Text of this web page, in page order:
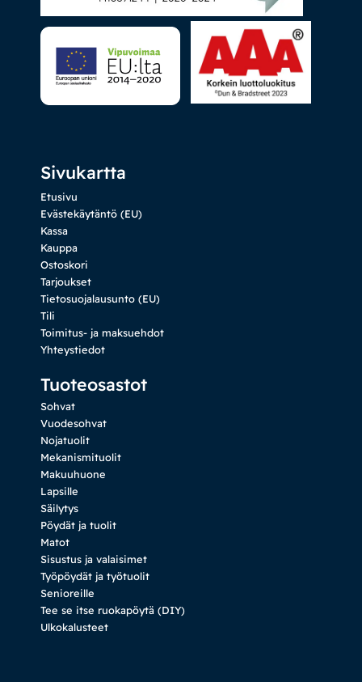
Sivukartta
Etusivu
Evästekäytäntö (EU)
Kassa
Kauppa
Ostoskori
Tarjoukset
Tietosuojalausunto (EU)
Tili
Toimitus- ja maksuehdot
Yhteystiedot
Tuoteosastot
Sohvat
Vuodesohvat
Nojatuolit
Mekanismituolit
Makuuhuone
Lapsille
Säilytys
Pöydät ja tuolit
Matot
Sisustus ja valaisimet
Työpöydät ja työtuolit
Senioreille
Tee se itse ruokapöytä (DIY)
Ulkokalusteet